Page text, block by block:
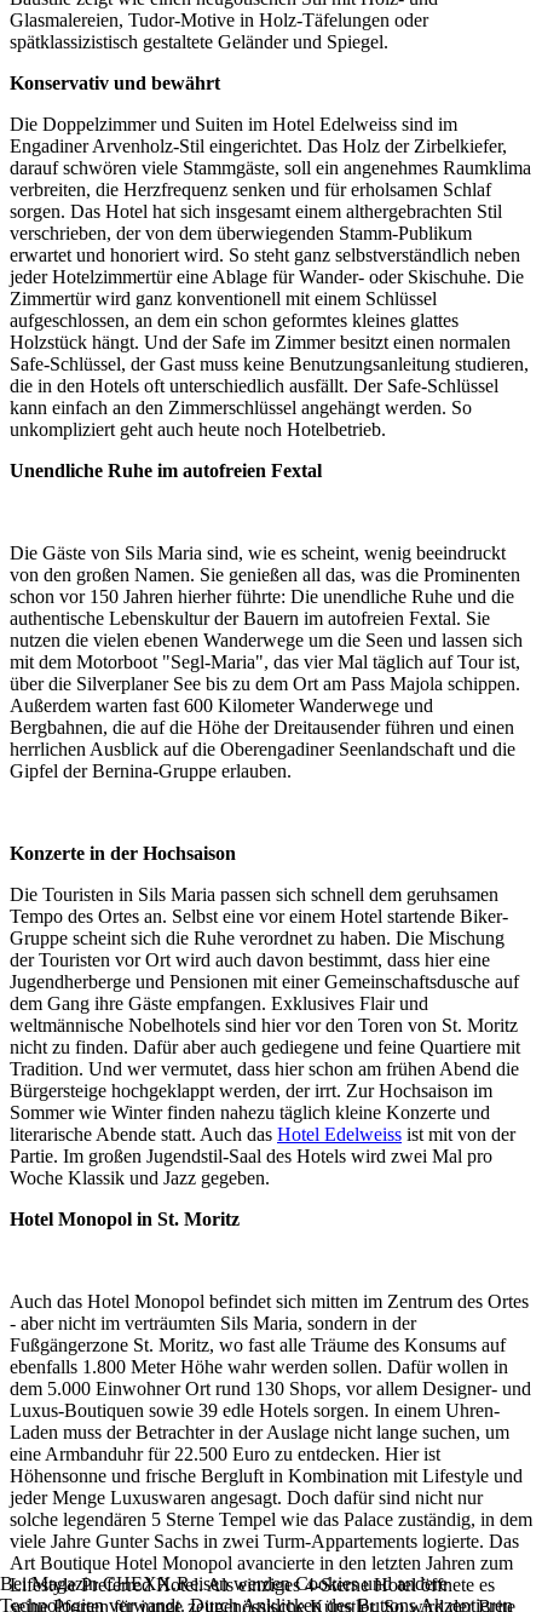
Glasmalereien, Tudor-Motive in Holz-Täfelungen oder
spätklassizistisch gestaltete Geländer und Spiegel.
Konservativ und bewährt
Die Doppelzimmer und Suiten im Hotel Edelweiss sind im
Engadiner Arvenholz-Stil eingerichtet. Das Holz der Zirbelkiefer,
darauf schwören viele Stammgäste, soll ein angenehmes Raumklima
verbreiten, die Herzfrequenz senken und für erholsamen Schlaf
sorgen. Das Hotel hat sich insgesamt einem althergebrachten Stil
verschrieben, der von dem überwiegenden Stamm-Publikum
erwartet und honoriert wird. So steht ganz selbstverständlich neben
jeder Hotelzimmertür eine Ablage für Wander- oder Skischuhe. Die
Zimmertür wird ganz konventionell mit einem Schlüssel
aufgeschlossen, an dem ein schon geformtes kleines glattes
Holzstück hängt. Und der Safe im Zimmer besitzt einen normalen
Safe-Schlüssel, der Gast muss keine Benutzungsanleitung studieren,
die in den Hotels oft unterschiedlich ausfällt. Der Safe-Schlüssel
kann einfach an den Zimmerschlüssel angehängt werden. So
unkompliziert geht auch heute noch Hotelbetrieb.
Unendliche Ruhe im autofreien Fextal
Die Gäste von Sils Maria sind, wie es scheint, wenig beeindruckt
von den großen Namen. Sie genießen all das, was die Prominenten
schon vor 150 Jahren hierher führte: Die unendliche Ruhe und die
authentische Lebenskultur der Bauern im autofreien Fextal. Sie
nutzen die vielen ebenen Wanderwege um die Seen und lassen sich
mit dem Motorboot "Segl-Maria", das vier Mal täglich auf Tour ist,
über die Silverplaner See bis zu dem Ort am Pass Majola schippen.
Außerdem warten fast 600 Kilometer Wanderwege und
Bergbahnen, die auf die Höhe der Dreitausender führen und einen
herrlichen Ausblick auf die Oberengadiner Seenlandschaft und die
Gipfel der Bernina-Gruppe erlauben.
Konzerte in der Hochsaison
Die Touristen in Sils Maria passen sich schnell dem geruhsamen
Tempo des Ortes an. Selbst eine vor einem Hotel startende Biker-
Gruppe scheint sich die Ruhe verordnet zu haben. Die Mischung
der Touristen vor Ort wird auch davon bestimmt, dass hier eine
Jugendherberge und Pensionen mit einer Gemeinschaftsdusche auf
dem Gang ihre Gäste empfangen. Exklusives Flair und
weltmännische Nobelhotels sind hier vor den Toren von St. Moritz
nicht zu finden. Dafür aber auch gediegene und feine Quartiere mit
Tradition. Und wer vermutet, dass hier schon am frühen Abend die
Bürgersteige hochgeklappt werden, der irrt. Zur Hochsaison im
Sommer wie Winter finden nahezu täglich kleine Konzerte und
literarische Abende statt. Auch das Hotel Edelweiss ist mit von der
Partie. Im großen Jugendstil-Saal des Hotels wird zwei Mal pro
Woche Klassik und Jazz gegeben.
Hotel Monopol in St. Moritz
Auch das Hotel Monopol befindet sich mitten im Zentrum des Ortes
- aber nicht im verträumten Sils Maria, sondern in der
Fußgängerzone St. Moritz, wo fast alle Träume des Konsums auf
ebenfalls 1.800 Meter Höhe wahr werden sollen. Dafür wollen in
dem 5.000 Einwohner Ort rund 130 Shops, vor allem Designer- und
Luxus-Boutiquen sowie 39 edle Hotels sorgen. In einem Uhren-
Laden muss der Betrachter in der Auslage nicht lange suchen, um
eine Armbanduhr für 22.500 Euro zu entdecken. Hier ist
Höhensonne und frische Bergluft in Kombination mit Lifestyle und
jeder Menge Luxuswaren angesagt. Doch dafür sind nicht nur
solche legendären 5 Sterne Tempel wie das Palace zuständig, in dem
viele Jahre Gunter Sachs in zwei Turm-Appartements logierte. Das
Art Boutique Hotel Monopol avancierte in den letzten Jahren zum
Lifestyle Preferred Hotel. Als einziges 4-Sterne Hotel öffnete es
seine Pforten für junge zeitgenössische Künstler. So wird der Brite
Bei Magazin CHEXX.Reisen werden Cookies und andere
Technologien verwandt. Durch Anklicken des Buttons Akzeptieren